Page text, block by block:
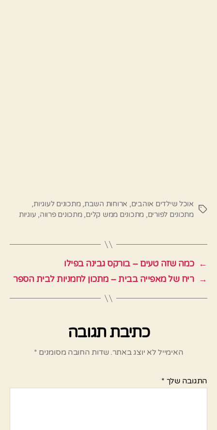
תגיות
אוכל שילדים אוהבים, ארוחות השבת,מתכונים לעוגיות,
מתכונים לפורים, מתכונים ממש קלים,מתכונים פרווה, עוגיות
← כמה שזה טעים – בורקס גבינה בפילו
→ ריח של מאפייה בבית – מתכון לחמניות לבית הספר
כתיבת תגובה
האימייל לא יוצג באתר. שדות החובה מסומנים *
התגובה שלך *